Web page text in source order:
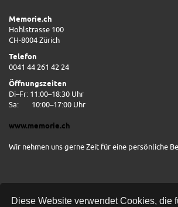
Diese Website verwendet Cookies, die
Memorie.ch
Hohlstrasse 100
CH-8004 Zürich
Telefon
0041 44 261 42 24
Öffnungszeiten
Di–Fr: 11:00–18:30 Uhr
Sa:
10:00–17:00 Uhr
www.memorie.ch
Wir nehmen uns gerne Zeit für eine persönliche